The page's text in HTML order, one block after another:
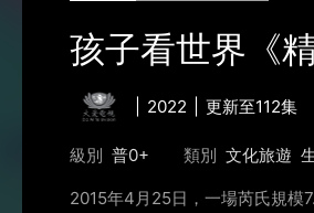
孩子看世界《精
2022 更新至112集
級別 普0+ 類別 文化旅遊
2015年4月25日，一場芮氏規模